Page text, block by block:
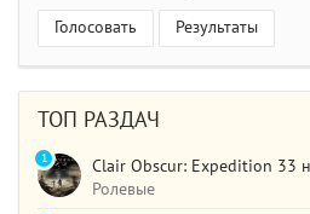
Голосовать Результаты
ТОП РАЗДАЧ
Clair Obscur: Expedition 33
Ролевые
1